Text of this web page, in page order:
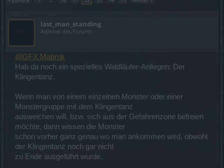
last_man_standing
Admiral des Forums
@GFX Mabruk
Hab da noch ein spezielles Waldläufer-Anliegen: Der
Klingentanz.
Wenn man von einem einzelnen Monster oder einer
Monstergruppe mit dem Klingentanz
ausweichen will, bzw. sich aus der Gefahrenzone befreien
möchte, dann wissen die Monster
schon vorher ganz genau wo man ankommen wird, obwohl
der Klingentanz noch gar nicht
zu Ende ausgeführt wurde.